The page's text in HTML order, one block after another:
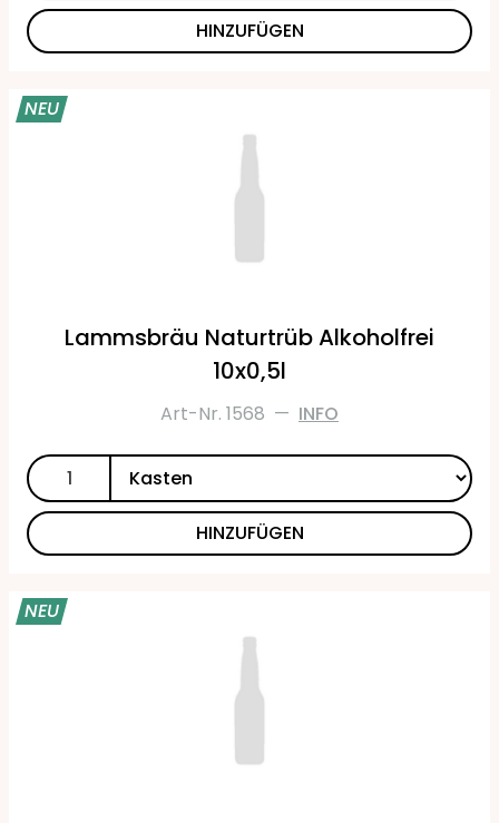
HINZUFÜGEN
NEU
Lammsbräu Naturtrüb Alkoholfrei
10x0,5l
Art-Nr. 1568 — INFO
HINZUFÜGEN
NEU